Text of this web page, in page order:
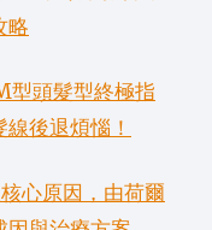
略
頭髮型終極指
後退煩惱！
心原因，由荷爾